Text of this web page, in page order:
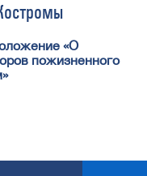
«О
пожизненного